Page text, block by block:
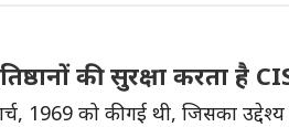
की सुरक्षा करता है
1969 को की गई थी, जिसका